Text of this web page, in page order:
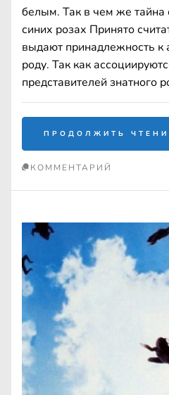
белым. Так в чем же
синих розах Принято
выдают принадлежность к
роду. Так как
представителей знатного
ПРОДОЛЖИТЬ
КОММЕНТАРИЙ